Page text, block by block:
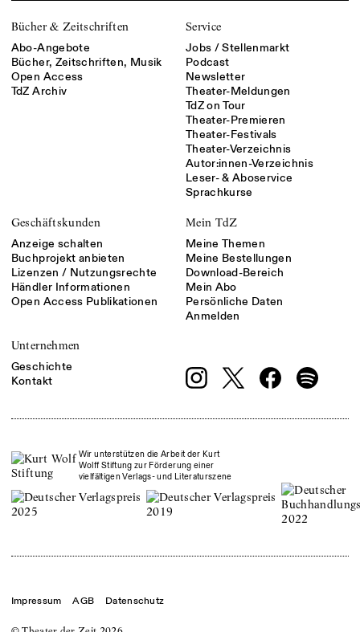
Bücher & Zeitschriften
Abo-Angebote
Bücher, Zeitschriften, Musik
Open Access
TdZ Archiv
Service
Jobs / Stellenmarkt
Podcast
Newsletter
Theater-Meldungen
TdZ on Tour
Theater-Premieren
Theater-Festivals
Theater-Verzeichnis
Autor:innen-Verzeichnis
Leser- & Aboservice
Sprachkurse
Geschäftskunden
Anzeige schalten
Buchprojekt anbieten
Lizenzen / Nutzungsrechte
Händler Informationen
Open Access Publikationen
Mein TdZ
Meine Themen
Meine Bestellungen
Download-Bereich
Mein Abo
Persönliche Daten
Anmelden
Unternehmen
Geschichte
Kontakt
Wir unterstützen die Arbeit der Kurt
Wolff Stiftung zur Förderung einer
vielfältigen Verlags- und Literaturszene
Impressum AGB Datenschutz